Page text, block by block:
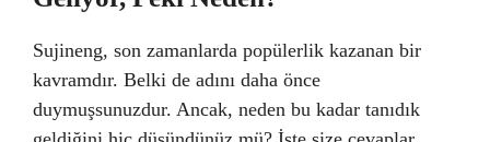
Sujineng, son zamanlarda popülerlik kazanan bir
kavramdır. Belki de adını daha önce
duymuşsunuzdur. Ancak, neden bu kadar tanıdık